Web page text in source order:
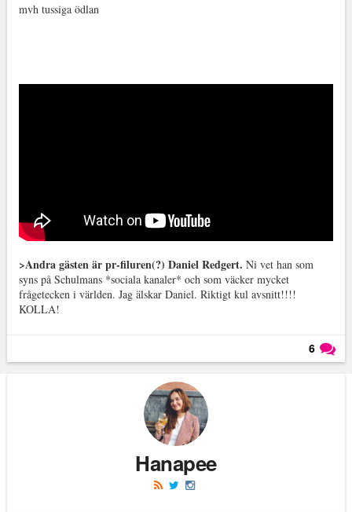
mvh tussiga ödlan
>Andra gästen är pr-filuren(?) Daniel Redgert. Ni vet han som
syns på Schulmans *sociala kanaler* och som väcker mycket
frågetecken i världen. Jag älskar Daniel. Riktigt kul avsnitt!!!!
KOLLA!
6
Hanapee